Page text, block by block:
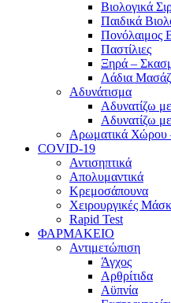
Βιολογικά
Παιδικά
Πονόλαιμος
Παστίλιες
Ξηρά –
Λάδια Μασάζ
Αδυνάτισμα
Αδυνατίζω
Αδυνατίζω
Αρωματικά Χώρου
COVID-19
Αντισηπτικά
Απολυμαντικά
Κρεμοσάπουνα
Χειρουργικές
Rapid Test
ΦΑΡΜΑΚΕΙΟ
Αντιμετώπιση
Άγχος
Αρθρίτιδα
Αϋπνία